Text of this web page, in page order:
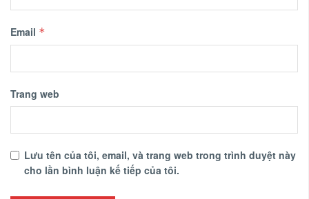
Email *
Trang web
Lưu tên của tôi, email, và trang web trong trình duyệt này
cho lần bình luận kế tiếp của tôi.